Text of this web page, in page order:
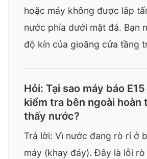
hoặc máy không được lắp
nước phía dưới mặt đá. Bạn
độ kín của gioăng cửa tầng
Hỏi: Tại sao máy báo
kiểm tra bên ngoài hoàn
thấy nước?
Trả lời: Vì nước đang rò rỉ ở
máy (khay đáy). Đây là lỗi